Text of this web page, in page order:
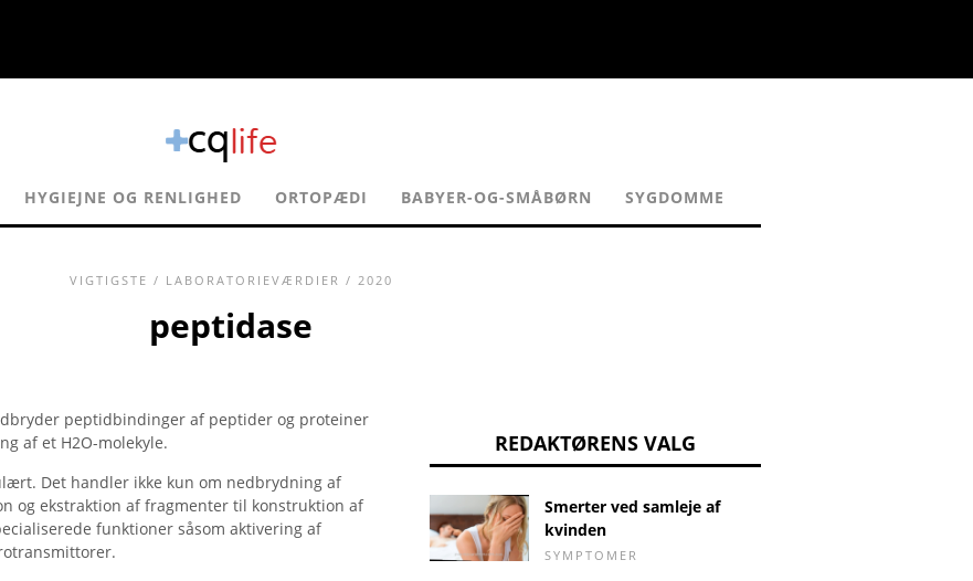
HYGIEJNE OG RENLIGHED ORTOPÆDI BABYER-OG-SMÅBØRN SYGDOMME
VIGTIGSTE / LABORATORIEVÆRDIER / 2020
peptidase
peptidbindinger af peptider og proteiner
af et H2O-molekyle.
Det handler ikke kun om nedbrydning af
og ekstraktion af fragmenter til konstruktion af
funktioner såsom aktivering af
REDAKTØRENS VALG
Smerter ved samleje af
kvinden
SYMPTOMER